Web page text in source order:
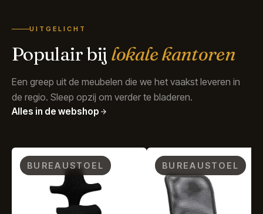
UITGELICHT
Populair bij lokale kantoren
Een greep uit de meubelen die we het vaakst leveren in
de regio. Sleep opzij om verder te bladeren.
Alles in de webshop
BUREAUSTOEL BUREAUSTOEL